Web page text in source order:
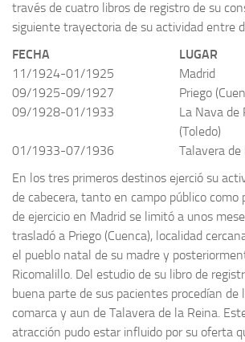
través de cuatro libros de registro de su
siguiente trayectoria de su actividad entre
FECHA
LUGAR
11/1924-01/1925
Madrid
09/1925-09/1927
Priego
09/1928-01/1933
La Nava de
(Toledo)
01/1933-07/1936
Talavera de
En los tres primeros destinos ejerció su
de cabecera, tanto en campo público como
de ejercicio en Madrid se limitó a unos
trasladó a Priego (Cuenca), localidad
el pueblo natal de su madre y
Ricomalillo. Del estudio de su libro de
buena parte de sus pacientes procedían de
comarca y aun de Talavera de la Reina.
atracción pudo estar influido por su oferta